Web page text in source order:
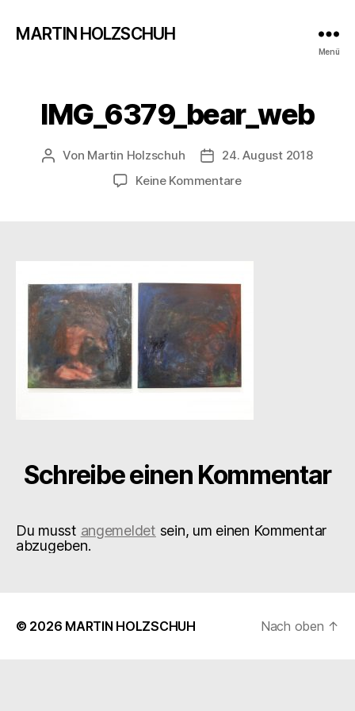
MARTIN HOLZSCHUH
Menü
IMG_6379_bear_web
Beitragsautor
Von Martin Holzschuh Veröffentlichungsdatum
24. August 2018
Keine Kommentarezu
Schreibe einen Kommentar
Du musst angemeldet sein, um einen Kommentar
abzugeben.
© 2026 MARTIN HOLZSCHUH Nach oben ↑